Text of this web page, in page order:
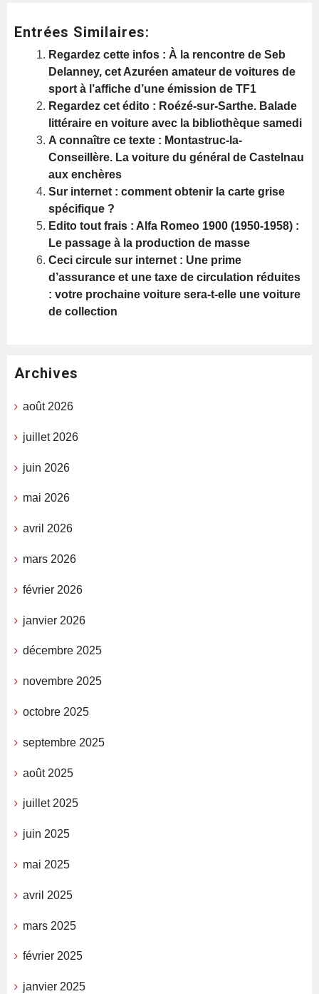
Entrées Similaires:
Regardez cette infos : À la rencontre de Seb
Delanney, cet Azuréen amateur de voitures de
sport à l’affiche d’une émission de TF1
Regardez cet édito : Roézé-sur-Sarthe. Balade
littéraire en voiture avec la bibliothèque samedi
A connaître ce texte : Montastruc-la-
Conseillère. La voiture du général de Castelnau
aux enchères
Sur internet : comment obtenir la carte grise
spécifique ?
Edito tout frais : Alfa Romeo 1900 (1950-1958) :
Le passage à la production de masse
Ceci circule sur internet : Une prime
d’assurance et une taxe de circulation réduites
: votre prochaine voiture sera-t-elle une voiture
de collection
Archives
août 2026
juillet 2026
juin 2026
mai 2026
avril 2026
mars 2026
février 2026
janvier 2026
décembre 2025
novembre 2025
octobre 2025
septembre 2025
août 2025
juillet 2025
juin 2025
mai 2025
avril 2025
mars 2025
février 2025
janvier 2025